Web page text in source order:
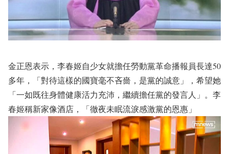
金正恩表示，李春姬自少女就擔任勞動黨革命播報員長達50
多年，「對待這樣的國寶毫不吝嗇，是黨的誠意」，希望她
「一如既往身體健康活力充沛，繼續擔任黨的發言人」。李
春姬稱新家像酒店，「徹夜未眠流淚感激黨的恩惠」